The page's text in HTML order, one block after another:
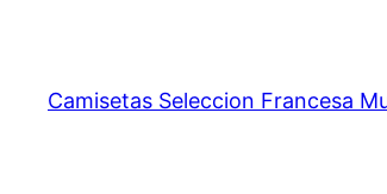
contenido
Camisetas Seleccion Francesa